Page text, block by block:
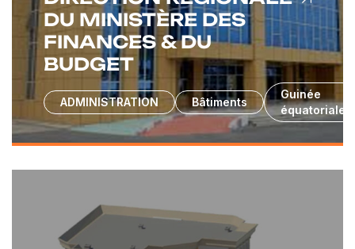
DU MINISTÈRE DES
FINANCES & DU
BUDGET
ADMINISTRATION Bâtiments
Guinée
équatoriale